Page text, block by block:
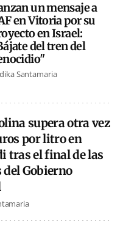
un mensaje a
en Vitoria por su
en Israel:
del tren del
Santamaria
supera otra vez
por litro en
tras el final de las
del Gobierno